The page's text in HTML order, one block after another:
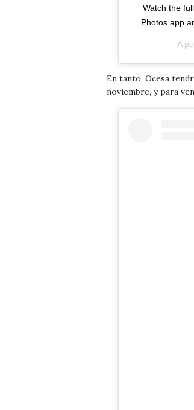
Watch the
Photos app
A
En tanto, Ocesa
noviembre, y para